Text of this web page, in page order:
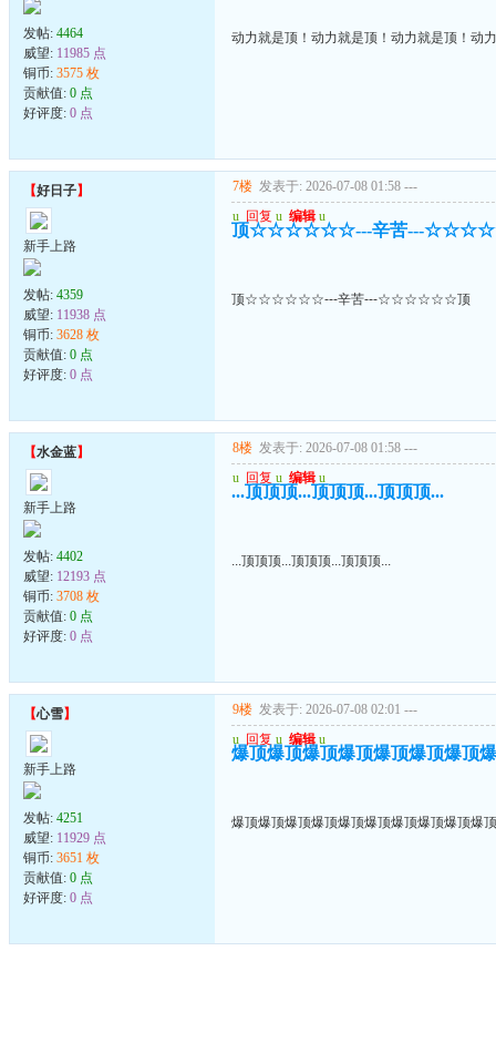
发帖: 4464
威望: 11985 点
铜币: 3575 枚
贡献值: 0 点
好评度: 0 点
动力就是顶！动力就是顶！动力就是顶！动
【好日子】
新手上路
发帖: 4359
威望: 11938 点
铜币: 3628 枚
贡献值: 0 点
好评度: 0 点
7楼 发表于: 2026-07-08 01:58 ---
u 回复 u 编辑 u
顶☆☆☆☆☆☆---辛苦---
顶☆☆☆☆☆☆---辛苦---☆☆☆☆☆☆顶
【水金蓝】
新手上路
发帖: 4402
威望: 12193 点
铜币: 3708 枚
贡献值: 0 点
好评度: 0 点
8楼 发表于: 2026-07-08 01:58 ---
u 回复 u 编辑 u
...顶顶顶...顶顶顶...顶顶顶...
...顶顶顶...顶顶顶...顶顶顶...
【心雪】
新手上路
发帖: 4251
威望: 11929 点
铜币: 3651 枚
贡献值: 0 点
好评度: 0 点
9楼 发表于: 2026-07-08 02:01 ---
u 回复 u 编辑 u
爆顶爆顶爆顶爆顶爆顶爆顶爆顶
爆顶爆顶爆顶爆顶爆顶爆顶爆顶爆顶爆顶爆